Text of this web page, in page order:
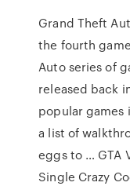
Grand Theft
the fourth
Auto series of
released back
popular games
a list of
eggs to … GTA
Single Crazy